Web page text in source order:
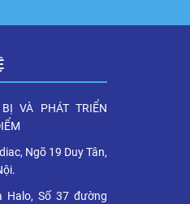
VÀ PHÁT TRIỂN
Ngõ 19 Duy Tân,
Halo, Số 37 đường